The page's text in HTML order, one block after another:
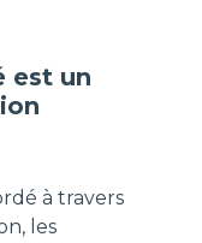
est un
à travers
les